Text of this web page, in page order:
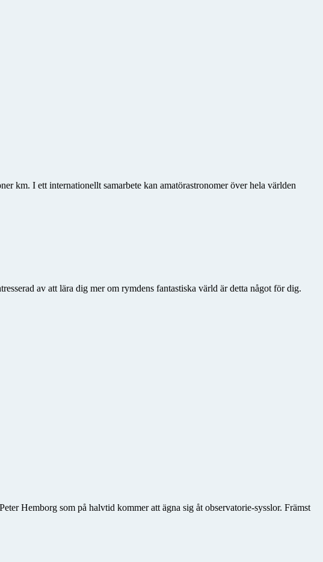
km. I ett internationellt samarbete kan amatörastronomer över hela världen
av att lära dig mer om rymdens fantastiska värld är detta något för dig.
Hemborg som på halvtid kommer att ägna sig åt observatorie-sysslor. Främst